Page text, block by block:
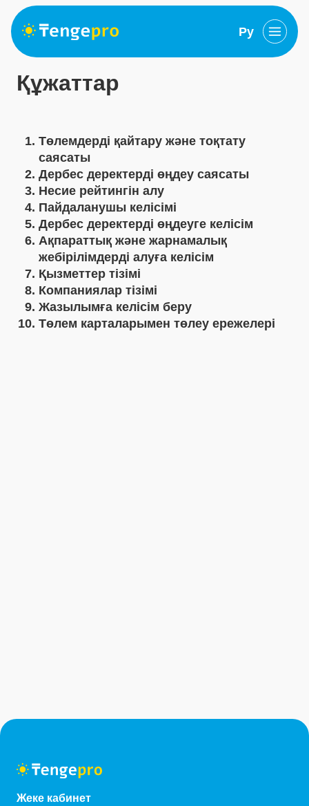
Ру
Құжаттар
Төлемдерді қайтару және тоқтату
саясаты
Дербес деректерді өңдеу саясаты
Несие рейтингін алу
Пайдаланушы келісімі
Дербес деректерді өңдеуге келісім
Ақпараттық және жарнамалық
жебірілімдерді алуға келісім
Қызметтер тізімі
Компаниялар тізімі
Жазылымға келісім беру
Төлем карталарымен төлеу ережелері
Жеке кабинет